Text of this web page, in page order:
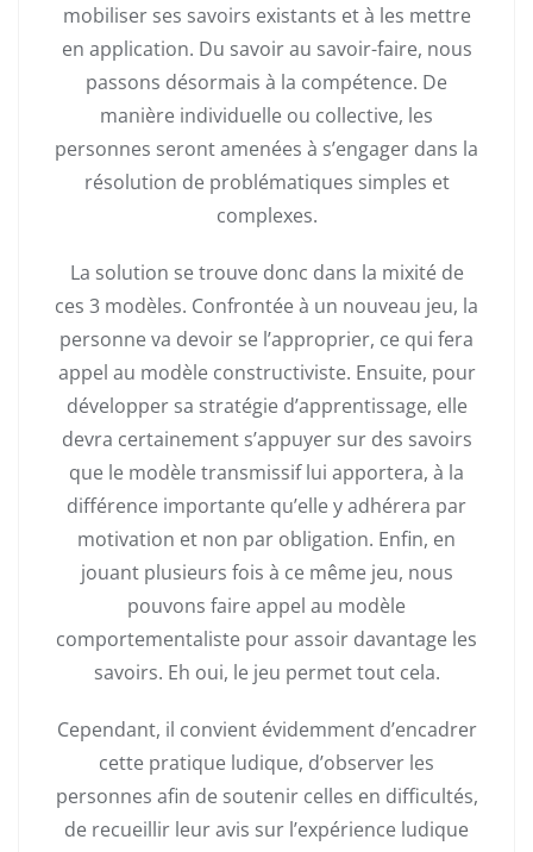
mobiliser ses savoirs existants et à les mettre
en application. Du savoir au savoir-faire, nous
passons désormais à la compétence. De
manière individuelle ou collective, les
personnes seront amenées à s’engager dans la
résolution de problématiques simples et
complexes.
La solution se trouve donc dans la mixité de
ces 3 modèles. Confrontée à un nouveau jeu, la
personne va devoir se l’approprier, ce qui fera
appel au modèle constructiviste. Ensuite, pour
développer sa stratégie d’apprentissage, elle
devra certainement s’appuyer sur des savoirs
que le modèle transmissif lui apportera, à la
différence importante qu’elle y adhérera par
motivation et non par obligation. Enfin, en
jouant plusieurs fois à ce même jeu, nous
pouvons faire appel au modèle
comportementaliste pour assoir davantage les
savoirs. Eh oui, le jeu permet tout cela.
Cependant, il convient évidemment d’encadrer
cette pratique ludique, d’observer les
personnes afin de soutenir celles en difficultés,
de recueillir leur avis sur l’expérience ludique